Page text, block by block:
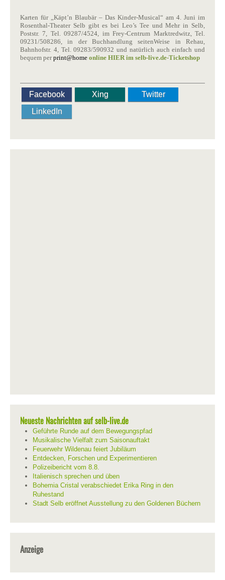
Karten für „Käpt’n Blaubär – Das Kinder-Musical“ am 4. Juni im
Rosenthal-Theater Selb gibt es bei Leo’s Tee und Mehr in Selb,
Poststr. 7, Tel. 09287/4524, im Frey-Centrum Marktredwitz, Tel.
09231/508286, in der Buchhandlung seitenWeise in Rehau,
Bahnhofstr. 4, Tel. 09283/590932 und natürlich auch einfach und
bequem perprint@home online HIER im selb-live.de-Ticketshop
Facebook Xing
Twitter
LinkedIn
Neueste Nachrichten auf selb-live.de
Geführte Runde auf dem Bewegungspfad
Musikalische Vielfalt zum Saisonauftakt
Feuerwehr Wildenau feiert Jubiläum
Entdecken, Forschen und Experimentieren
Polizeibericht vom 8.8.
Italienisch sprechen und üben
Bohemia Cristal verabschiedet Erika Ring in den
Ruhestand
Stadt Selb eröffnet Ausstellung zu den Goldenen Büchern
Anzeige